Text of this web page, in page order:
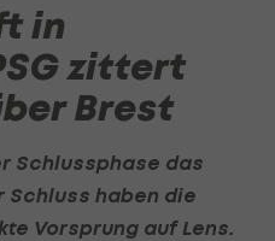
in
zittert
Brest
Schlussphase das
Schluss haben die
Vorsprung auf Lens.